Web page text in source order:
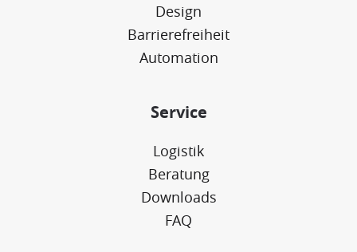
Design
Barrierefreiheit
Automation
Service
Logistik
Beratung
Downloads
FAQ